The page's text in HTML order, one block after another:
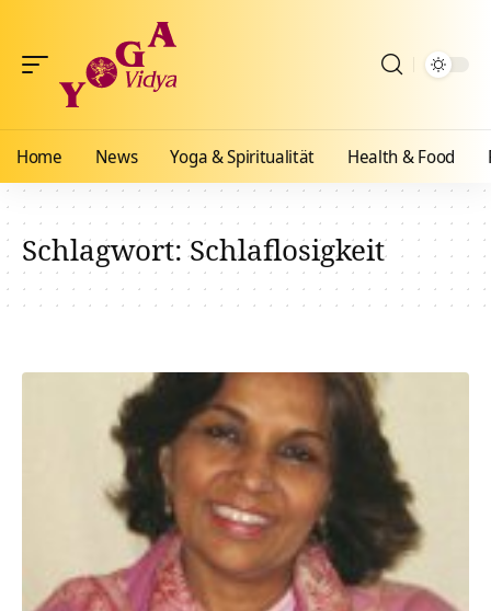
Home News Yoga & Spiritualität Health & Food
Schlagwort:Schlaflosigkeit